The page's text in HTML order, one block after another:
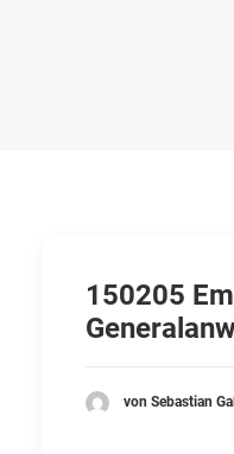
150205
von Sebastian